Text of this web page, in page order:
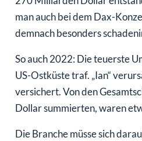
man auch bei dem Dax-
demnach besonders
So auch 2022: Die teuerste
US-Ostküste traf. „Ian“
versichert. Von den
Dollar summierten, waren
Die Branche müsse sich